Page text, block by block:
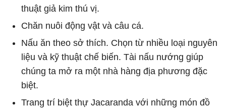
thuật giả kim thú vị.
Chăn nuôi động vật và câu cá.
Nấu ăn theo sở thích. Chọn từ nhiều loại nguyên
liệu và kỹ thuật chế biến. Tài nấu nướng giúp
chúng ta mở ra một nhà hàng địa phương đặc
biệt.
Trang trí biệt thự Jacaranda với những món đồ